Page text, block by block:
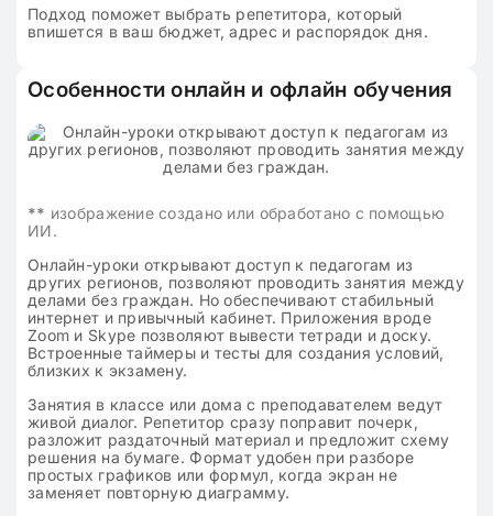
Подход поможет выбрать репетитора, который
впишется в ваш бюджет, адрес и распорядок дня.
Особенности онлайн и офлайн обучения
** изображение создано или обработано с помощью
ИИ.
Онлайн-уроки открывают доступ к педагогам из
других регионов, позволяют проводить занятия между
делами без граждан. Но обеспечивают стабильный
интернет и привычный кабинет. Приложения вроде
Zoom и Skype позволяют вывести тетради и доску.
Встроенные таймеры и тесты для создания условий,
близких к экзамену.
Занятия в классе или дома с преподавателем ведут
живой диалог. Репетитор сразу поправит почерк,
разложит раздаточный материал и предложит схему
решения на бумаге. Формат удобен при разборе
простых графиков или формул, когда экран не
заменяет повторную диаграмму.